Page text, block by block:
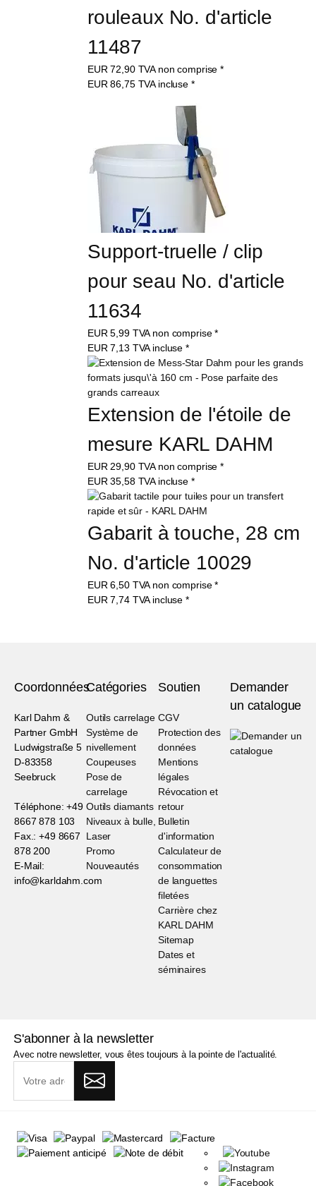
rouleaux No. d'article
11487
EUR72,90 TVA non comprise *
EUR86,75 TVA incluse *
Support-truelle / clip
pour seau No. d'article
11634
EUR5,99 TVA non comprise *
EUR7,13 TVA incluse *
Extension de l'étoile de
mesure KARL DAHM
EUR 29,90 TVA non comprise *
EUR35,58 TVA incluse *
Gabarit à touche, 28 cm
No. d'article 10029
EUR6,50 TVA non comprise *
EUR7,74 TVA incluse *
Coordonnées
Karl Dahm &
Partner GmbH
Ludwigstraße 5
D-83358
Seebruck
Téléphone: +49
8667 878 103
Fax.: +49 8667
878 200
E-Mail:
info@karldahm.com
Catégories
Outils carrelage
Système de
nivellement
Coupeuses
Pose de
carrelage
Outils diamants
Niveaux à bulle,
Laser
Promo
Nouveautés
Soutien
CGV
Protection des
données
Mentions
légales
Révocation et
retour
Bulletin
d'information
Calculateur de
consommation
de languettes
filetées
Carrière chez
KARL DAHM
Sitemap
Dates et
séminaires
Demander
un catalogue
S'abonner à la newsletter
Avec notre newsletter, vous êtes toujours à la pointe de l'actualité.